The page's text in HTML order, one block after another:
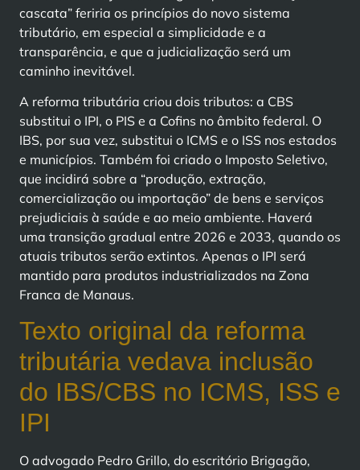
cascata” feriria os princípios do novo sistema
tributário, em especial a simplicidade e a
transparência, e que a judicialização será um
caminho inevitável.
A reforma tributária criou dois tributos: a CBS
substitui o IPI, o PIS e a Cofins no âmbito federal. O
IBS, por sua vez, substitui o ICMS e o ISS nos estados
e municípios. Também foi criado o Imposto Seletivo,
que incidirá sobre a “produção, extração,
comercialização ou importação” de bens e serviços
prejudiciais à saúde e ao meio ambiente. Haverá
uma transição gradual entre 2026 e 2033, quando os
atuais tributos serão extintos. Apenas o IPI será
mantido para produtos industrializados na Zona
Franca de Manaus.
Texto original da reforma
tributária vedava inclusão
do IBS/CBS no ICMS, ISS e
IPI
O advogado Pedro Grillo, do escritório Brigagão,